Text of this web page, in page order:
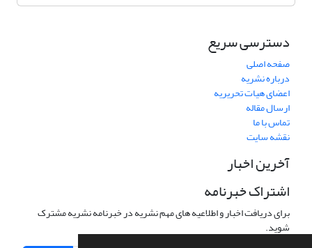
دسترسی سریع
صفحه اصلی
درباره نشریه
اعضای هیات تحریریه
ارسال مقاله
تماس با ما
نقشه سایت
آخرین اخبار
اشتراک خبرنامه
برای دریافت اخبار و اطلاعیه های مهم نشریه در خبرنامه نشریه مشترک
شوید.